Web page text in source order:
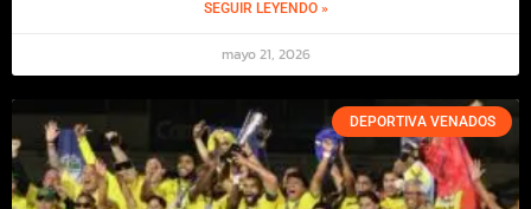
SEGUIR LEYENDO »
mayo 21, 2026
DEPORTIVA VENADOS